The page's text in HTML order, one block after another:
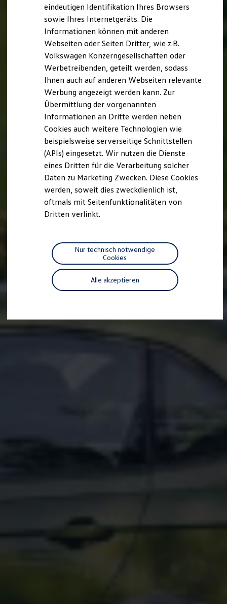
Lifestyle Shop
T-Roc Kollektion
Golf Kollektion
Volkswagen Kollektion
R-Kollektion
GTI Kollektion
Fußball Drop
we drive football
#wedriveproud
Besitzer und Service
myVolkswagen
Software Updates
Service und Ersatzteile
Inspektion und HU/AU
Reparaturen und Checks
Motorenöl und Flüssigkeiten
Räder und Reifen
Pannen- und Unfallhilfe
Economy Service
Volkswagen Teile
Zubehör
Modellspezifisches Zubehör
Individualisieren
Wallbox und Ladekabel
Digitale Extras
Dienste für Ihr Modell finden
Volkswagen Apps, Login und Shop
Handy und Fahrzeug verbinden
Vorgängermodelle
Kundeninformationen
Volkswagen Kundenbetreuung
eindeutigen Identifikation Ihres Browsers
sowie Ihres Internetgeräts. Die
Informationen können mit anderen
Webseiten oder Seiten Dritter, wie z.B.
Volkswagen Konzerngesellschaften oder
Werbetreibenden, geteilt werden, sodass
Ihnen auch auf anderen Webseiten relevante
Werbung angezeigt werden kann. Zur
Übermittlung der vorgenannten
Informationen an Dritte werden neben
Cookies auch weitere Technologien wie
beispielsweise serverseitige Schnittstellen
(APIs) eingesetzt. Wir nutzen die Dienste
eines Dritten für die Verarbeitung solcher
Daten zu Marketing Zwecken. Diese Cookies
werden, soweit dies zweckdienlich ist,
oftmals mit Seitenfunktionalitäten von
Dritten verlinkt.
Alle akzeptieren
Nur technisch notwendige
Cookies